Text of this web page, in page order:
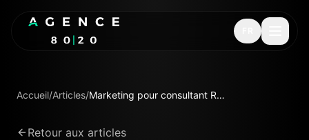
Accueil/Articles/ Marketing pour consultant RH au Québec
Retour aux articles